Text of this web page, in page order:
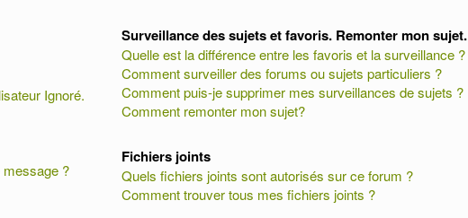
Ignoré.
message ?
Surveillance des sujets et favoris. Remonter mon sujet.
Quelle est la différence entre les favoris et la surveillance ?
Comment surveiller des forums ou sujets particuliers ?
Comment puis-je supprimer mes surveillances de sujets ?
Comment remonter mon sujet?
Fichiers joints
Quels fichiers joints sont autorisés sur ce forum ?
Comment trouver tous mes fichiers joints ?